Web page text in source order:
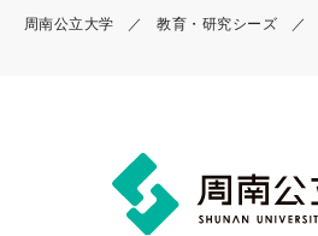
周南公立大学 教育・研究シーズ